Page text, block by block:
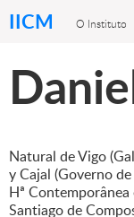
IICM O Instituto
Natural de Vigo
y Cajal (Governo
Hª
Santiago de